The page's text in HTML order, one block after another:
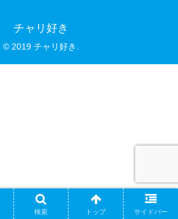
チャリ好き
© 2019 チャリ好き.
検索 トップ サイドバー